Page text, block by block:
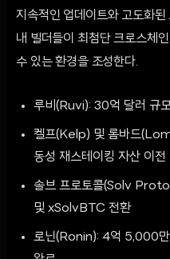
지속적인 업데이트와 고도화된
내 빌더들이 최첨단 크로스체
수 있는 환경을 조성한다.
루비(Ruvi): 30억 달러 규
켈프(Kelp) 및 롬바드
동성 재스테이킹 자산 이전
솔브 프로토콜(Solv
및 xSolvBTC 전환
로닌(Ronin): 4억 5,000